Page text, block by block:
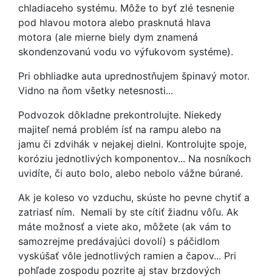
chladiaceho systému. Môže to byť zlé tesnenie
pod hlavou motora alebo prasknutá hlava
motora (ale mierne biely dym znamená
skondenzovanú vodu vo výfukovom systéme).
Pri obhliadke auta uprednostňujem špinavý motor.
Vidno na ňom všetky netesnosti...
Podvozok dôkladne prekontrolujte. Niekedy
majiteľ nemá problém ísť na rampu alebo na
jamu či zdvihák v nejakej dielni. Kontrolujte spoje,
koróziu jednotlivých komponentov... Na nosníkoch
uvidíte, či auto bolo, alebo nebolo vážne búrané.
Ak je koleso vo vzduchu, skúste ho pevne chytiť a
zatriasť ním. Nemali by ste cítiť žiadnu vôľu. Ak
máte možnosť a viete ako, môžete (ak vám to
samozrejme predávajúci dovolí) s páčidlom
vyskúšať vôle jednotlivých ramien a čapov... Pri
pohľade zospodu pozrite aj stav brzdových